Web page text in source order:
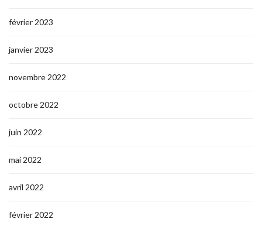
février 2023
janvier 2023
novembre 2022
octobre 2022
juin 2022
mai 2022
avril 2022
février 2022